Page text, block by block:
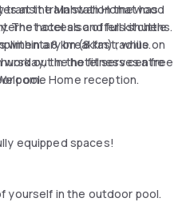
transit train station that has
The hotel also offers shuttle
a 8 km (8 km) radius.
work out in the fitness centre
pool.
at the Mahwah Homewood
access and full kitchens.
breakfast, while on
the hotel serves a free
Home reception.
equipped spaces!
yourself in the outdoor pool.